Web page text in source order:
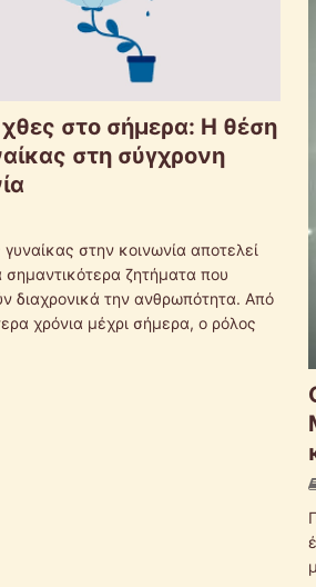
στο σήμερα: Η θέση
στη σύγχρονη
στην κοινωνία αποτελεί
ζητήματα που
διαχρονικά την ανθρωπότητα. Από
χρόνια μέχρι σήμερα, ο ρόλος